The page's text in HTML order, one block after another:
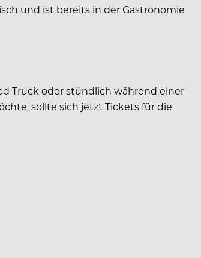
und ist bereits in der Gastronomie
Truck oder stündlich während einer
sollte sich jetzt Tickets für die